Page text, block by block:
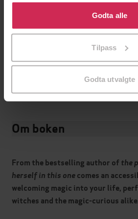
Klikk på «Godta alle» for å gi oss
bruke cookies for alle disse
tilpasse ditt samtykke til spesifikke
Godta alle
Tilpass
Godta utvalgte
Format mp3
beskyttelse
Om boken
From the bestselling author of the
herself in this onecomes an
welcoming magic into your life,
witches and the magic-curious